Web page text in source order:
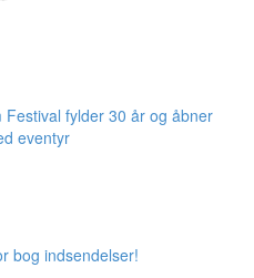
Festival fylder 30 år og åbner
eventyr
bog indsendelser!